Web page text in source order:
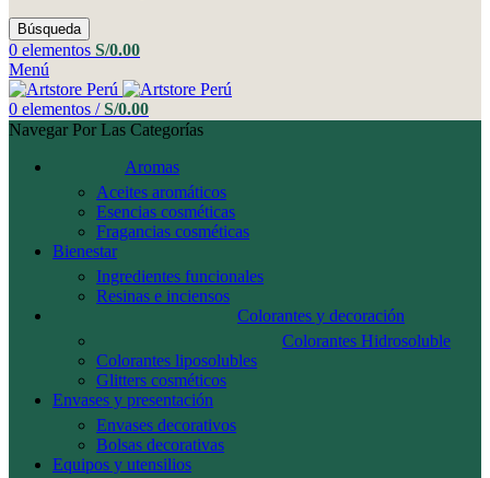
Búsqueda
0 elementos S/0.00
Menú
0 elementos / S/0.00
Navegar Por Las Categorías
Aromas
Aceites aromáticos
Esencias cosméticas
Fragancias cosméticas
Bienestar
Ingredientes funcionales
Resinas e inciensos
Colorantes y decoración
Colorantes Hidrosoluble
Colorantes liposolubles
Glitters cosméticos
Envases y presentación
Envases decorativos
Bolsas decorativas
Equipos y utensilios